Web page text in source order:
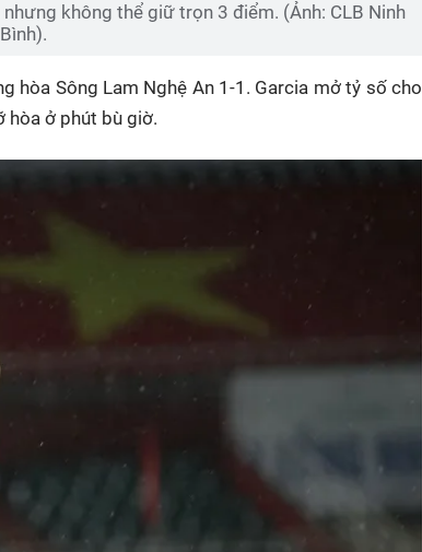
không thể giữ trọn 3 điểm. (Ảnh: CLB Ninh
Bình).
hòa Sông Lam Nghệ An 1-1. Garcia mở tỷ số cho
hòa ở phút bù giờ.